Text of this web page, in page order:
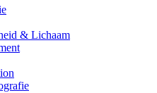
& Lichaam